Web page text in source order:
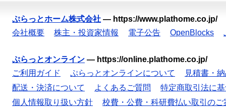
ぷらっとホーム株式会社 — https://www.plathome.co.jp/
会社概要
株主・投資家情報 電子公告 OpenBlocks
ぷらっとオンライン — https://online.plathome.co.jp/
ご利用ガイド
ぷらっとオンラインについて
見積書・
配送・決済について
よくあるご質問
特定商取引法に
個人情報取り扱い方針
校費・公費・科研費払い取引のご